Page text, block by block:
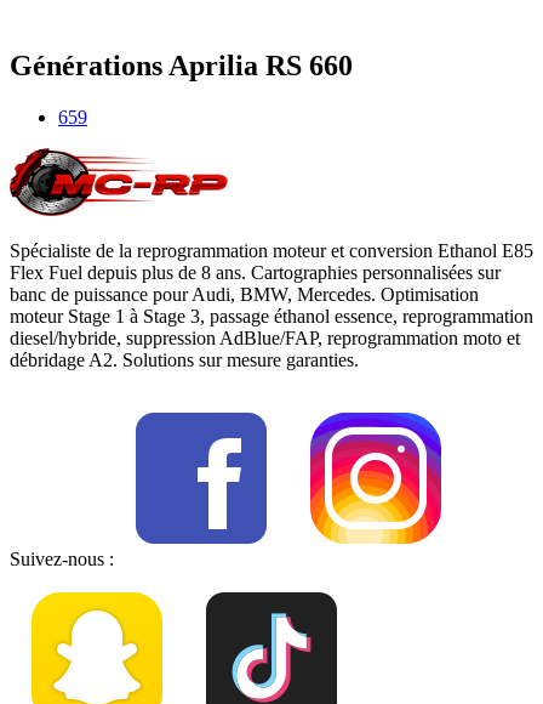
Générations Aprilia RS 660
659
Spécialiste de la reprogrammation moteur et conversion Ethanol E85
Flex Fuel depuis plus de 8 ans. Cartographies personnalisées sur
banc de puissance pour Audi, BMW, Mercedes. Optimisation
moteur Stage 1 à Stage 3, passage éthanol essence, reprogrammation
diesel/hybride, suppression AdBlue/FAP, reprogrammation moto et
débridage A2. Solutions sur mesure garanties.
Suivez-nous :